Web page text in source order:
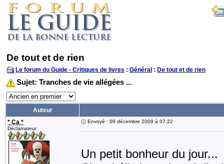
De tout et de rien
Le forum du Guide - Critiques de livres : Général : De tout et de rien
Sujet: Tranches de vie allégées ...
Auteur
* Ça *
Déclamateur
Envoyé : 09 décembre 2009 à 07:22
Un petit bonheur du jour...